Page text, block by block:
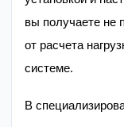
вы получаете не
от расчета
системе.
В